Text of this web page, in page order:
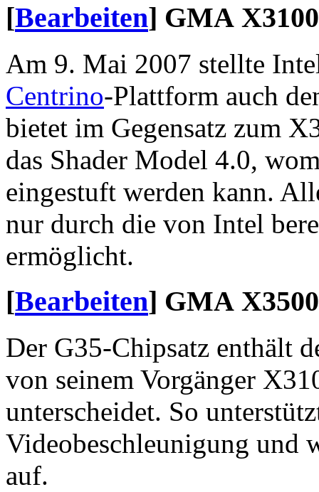
[Bearbeiten] GMA X3100
Am 9. Mai 2007 stellte
Centrino-Plattform auch
bietet im Gegensatz zum
das Shader Model 4.0,
eingestuft werden kann.
nur durch die von Intel
ermöglicht.
[Bearbeiten] GMA X3500
Der G35-Chipsatz enthält
von seinem Vorgänger
unterscheidet. So
Videobeschleunigung und
auf.